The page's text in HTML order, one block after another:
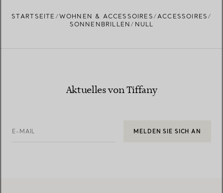
STARTSEITE WOHNEN & ACCESSOIRES
ACCESSOIRES
SONNENBRILLEN
NULL
Aktuelles von Tiffany
E-MAIL MELDEN SIE SICH AN